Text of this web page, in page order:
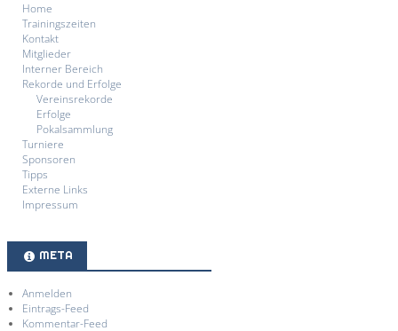
Home
Trainingszeiten
Kontakt
Mitglieder
Interner Bereich
Rekorde und Erfolge
Vereinsrekorde
Erfolge
Pokalsammlung
Turniere
Sponsoren
Tipps
Externe Links
Impressum
META
Anmelden
Eintrags-Feed
Kommentar-Feed